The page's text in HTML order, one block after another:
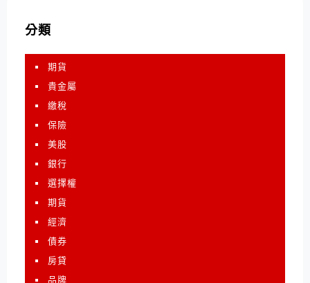
分類
期貨
貴金屬
繳稅
保險
美股
銀行
選擇權
期貨
經濟
債券
房貸
品牌